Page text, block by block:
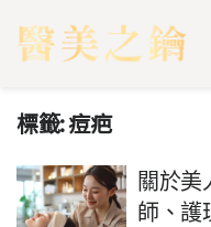
標籤:痘疤
關於美
師、護